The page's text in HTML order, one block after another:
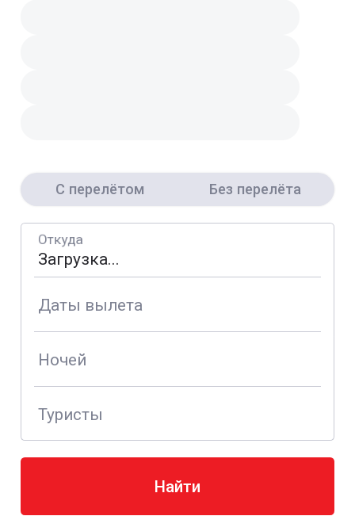
С перелётом Без перелёта
Откуда
Даты вылета
Ночей
Туристы
Найти